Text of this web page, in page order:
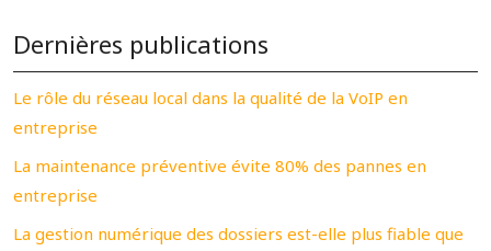
Dernières publications
Le rôle du réseau local dans la qualité de la VoIP en
entreprise
La maintenance préventive évite 80% des pannes en
entreprise
La gestion numérique des dossiers est-elle plus fiable que